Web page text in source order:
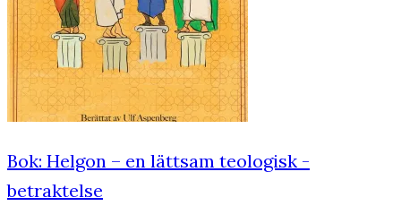
Bok: Helgon – en lättsam teologisk ­
betraktelse